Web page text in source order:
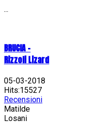
...
BRUCIA -
Rizzoli Lizard
05-03-2018
Hits:15527
Recensioni
Matilde
Losani